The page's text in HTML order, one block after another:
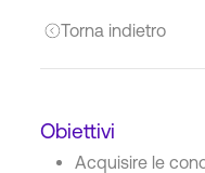
Torna indietro
Obiettivi
Acquisire le